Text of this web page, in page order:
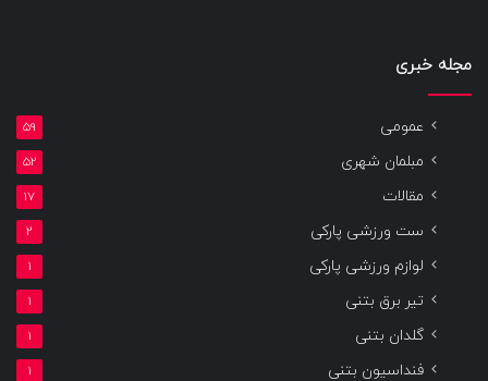
مجله خبری
عمومی 59
مبلمان شهری 52
مقالات 17
ست ورزشی پارکی 2
لوازم ورزشی پارکی 1
تیر برق بتنی 1
گلدان بتنی 1
فنداسیون بتنی 1